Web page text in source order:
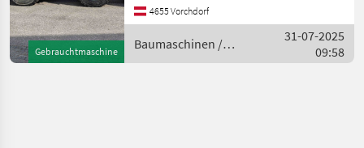
Gebrauchtmaschine
Zylinder-CATERPILLAR C9, 3
Motor - 302 PS, Abgasstufe
EU Stufe IIIB 4-Gang-
4655 Vorchdorf
Baumaschinen /
Caterpillar
31-07-2025
09:58